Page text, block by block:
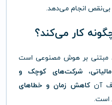
بی‌نقص انجام می‌دهد.
مبتنی بر هوش مصنوعی است
مالیاتی، شرکت‌های کوچک و
آنکاهش زمان و خطاهای
است.